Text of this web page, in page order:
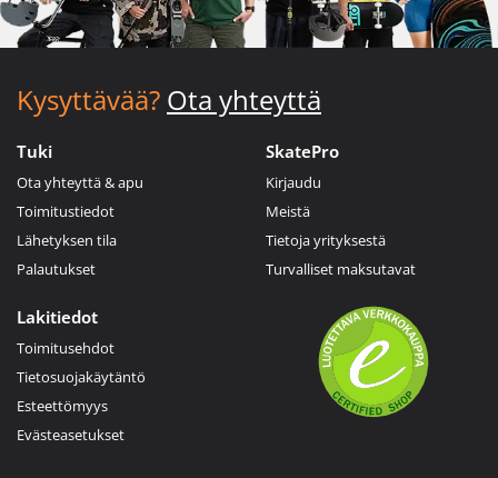
Kysyttävää? Ota yhteyttä
Tuki
Ota yhteyttä & apu
Toimitustiedot
Lähetyksen tila
Palautukset
SkatePro
Kirjaudu
Meistä
Tietoja yrityksestä
Turvalliset maksutavat
Lakitiedot
Toimitusehdot
Tietosuojakäytäntö
Esteettömyys
Evästeasetukset